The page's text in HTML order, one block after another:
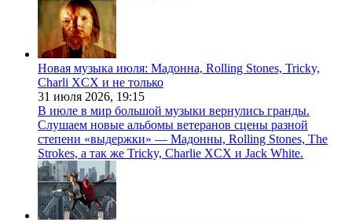
Новая музыка июля: Мадонна, Rolling Stones, Tricky,
Charli XCX и не только
31 июля 2026, 19:15
В июле в мир большой музыки вернулись гранды.
Слушаем новые альбомы ветеранов сцены разной
степени «выдержки» — Мадонны, Rolling Stones, The
Strokes, а так же Tricky, Charlie XCX и Jack White.